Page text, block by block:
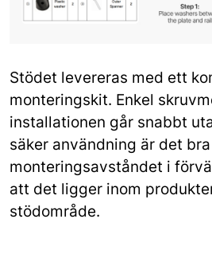
Stödet levereras med ett
monteringskit. Enkel
installationen går snabbt
säker användning är det
monteringsavståndet i
att det ligger inom
stödområde.